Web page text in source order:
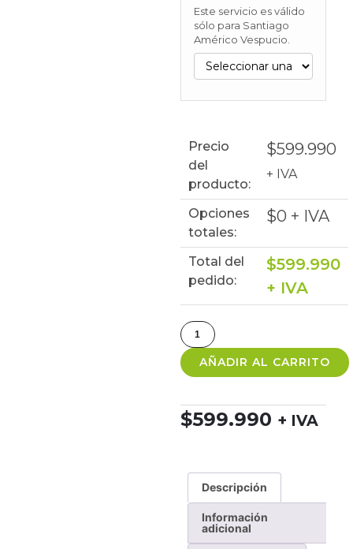
Este servicio es válido
sólo para Santiago
Américo Vespucio.
Precio
del
producto:
$599.990
+ IVA
Opciones
totales:
$0 + IVA
Total del
pedido:
$599.990
+ IVA
AÑADIR AL CARRITO
$599.990 + IVA
Descripción
Información
adicional